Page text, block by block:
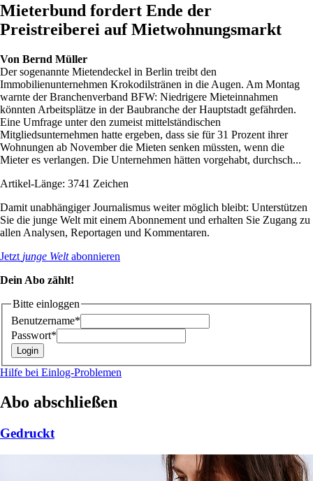
Mieterbund fordert Ende der
Preistreiberei auf Mietwohnungsmarkt
Von Bernd Müller
Der sogenannte Mietendeckel in Berlin treibt den
Immobilienunternehmen Krokodilstränen in die Augen. Am Montag
warnte der Branchenverband BFW: Niedrigere Mieteinnahmen
könnten Arbeitsplätze in der Baubranche der Hauptstadt gefährden.
Eine Umfrage unter den zumeist mittelständischen
Mitgliedsunternehmen hatte ergeben, dass sie für 31 Prozent ihrer
Wohnungen ab November die Mieten senken müssten, wenn die
Mieter es verlangen. Die Unternehmen hätten vorgehabt, durchsch...
Artikel-Länge: 3741 Zeichen
Damit unabhängiger Journalismus weiter möglich bleibt: Unterstützen
Sie die junge Welt mit einem Abonnement und erhalten Sie Zugang zu
allen Analysen, Reportagen und Kommentaren.
Jetzt junge Weltabonnieren
Dein Abo zählt!
Bitte einloggen
Benutzername*
Passwort*
Hilfe bei Einlog-Problemen
Abo abschließen
Gedruckt